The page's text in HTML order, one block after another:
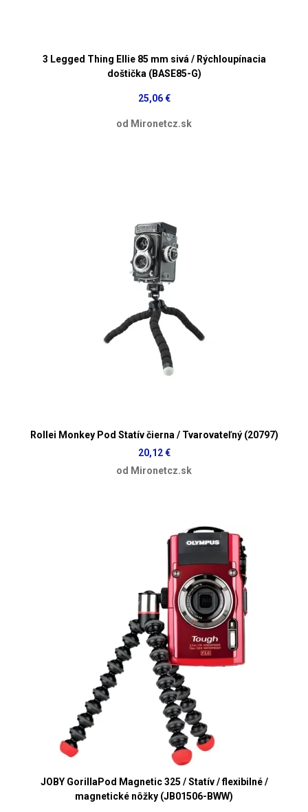
3 Legged Thing Ellie 85 mm sivá / Rýchloupínacia
doštička (BASE85-G)
25,06 €
od Mironetcz.sk
Rollei Monkey Pod Statív čierna / Tvarovateľný (20797)
20,12 €
od Mironetcz.sk
JOBY GorillaPod Magnetic 325 / Statív / flexibilné /
magnetické nôžky (JB01506-BWW)